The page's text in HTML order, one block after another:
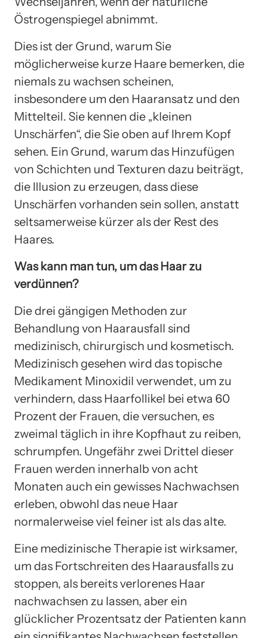
Östrogenspiegel abnimmt.
Dies ist der Grund, warum Sie
möglicherweise kurze Haare bemerken, die
niemals zu wachsen scheinen,
insbesondere um den Haaransatz und den
Mittelteil. Sie kennen die „kleinen
Unschärfen“, die Sie oben auf Ihrem Kopf
sehen. Ein Grund, warum das Hinzufügen
von Schichten und Texturen dazu beiträgt,
die Illusion zu erzeugen, dass diese
Unschärfen vorhanden sein sollen, anstatt
seltsamerweise kürzer als der Rest des
Haares.
Was kann man tun, um das Haar zu
verdünnen?
Die drei gängigen Methoden zur
Behandlung von Haarausfall sind
medizinisch, chirurgisch und kosmetisch.
Medizinisch gesehen wird das topische
Medikament Minoxidil verwendet, um zu
verhindern, dass Haarfollikel bei etwa 60
Prozent der Frauen, die versuchen, es
zweimal täglich in ihre Kopfhaut zu reiben,
schrumpfen. Ungefähr zwei Drittel dieser
Frauen werden innerhalb von acht
Monaten auch ein gewisses Nachwachsen
erleben, obwohl das neue Haar
normalerweise viel feiner ist als das alte.
Eine medizinische Therapie ist wirksamer,
um das Fortschreiten des Haarausfalls zu
stoppen, als bereits verlorenes Haar
nachwachsen zu lassen, aber ein
glücklicher Prozentsatz der Patienten kann